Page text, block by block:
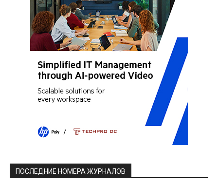
ПОСЛЕДНИЕ НОМЕРА ЖУРНАЛОВ